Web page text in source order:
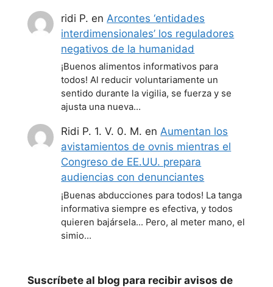
ridi P. en Arcontes ‘entidades
interdimensionales’ los reguladores
negativos de la humanidad
¡Buenos alimentos informativos para
todos! Al reducir voluntariamente un
sentido durante la vigilia, se fuerza y se
ajusta una nueva…
Ridi P. 1. V. 0. M. enAumentan los
avistamientos de ovnis mientras el
Congreso de EE.UU. prepara
audiencias con denunciantes
¡Buenas abducciones para todos! La tanga
informativa siempre es efectiva, y todos
quieren bajársela... Pero, al meter mano, el
simio…
Suscríbete al blog para recibir avisos de